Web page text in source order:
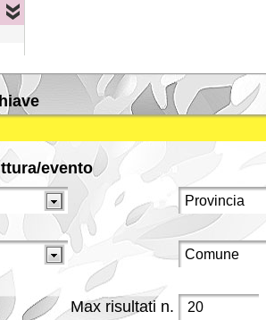
evento
Max risultati n.